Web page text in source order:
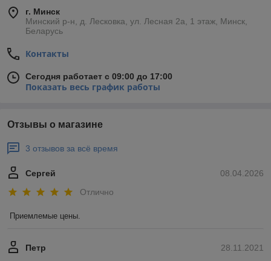
г. Минск
Минский р-н, д. Лесковка, ул. Лесная 2а, 1 этаж, Минск,
Беларусь
Контакты
Сегодня работает с 09:00 до 17:00
Показать весь график работы
Отзывы о магазине
3 отзывов за всё время
08.04.2026
Сергей
Отлично
Приемлемые цены.
28.11.2021
Петр